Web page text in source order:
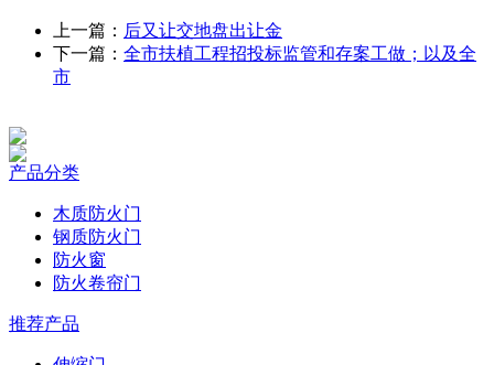
上一篇： 后又让交地盘出让金
下一篇： 全市扶植工程招投标监管和存案工做；以及全
市
产品分类
木质防火门
钢质防火门
防火窗
防火卷帘门
推荐产品